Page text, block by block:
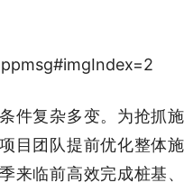
件复杂多变。为抢抓施
目团队提前优化整体施
来临前高效完成桩基、